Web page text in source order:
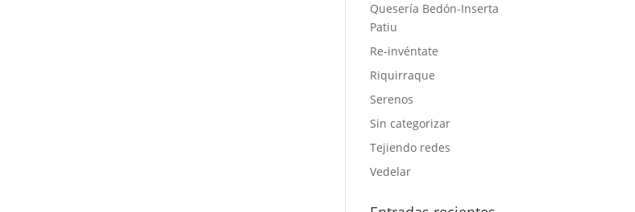
Quesería Bedón-Inserta
Patiu
Re-invéntate
Riquirraque
Serenos
Sin categorizar
Tejiendo redes
Vedelar